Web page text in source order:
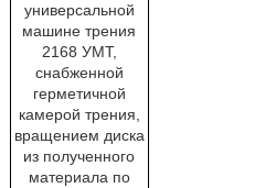
универсальной
машине трения
2168 УМТ,
снабженной
герметичной
камерой трения,
вращением диска
из полученного
материала по